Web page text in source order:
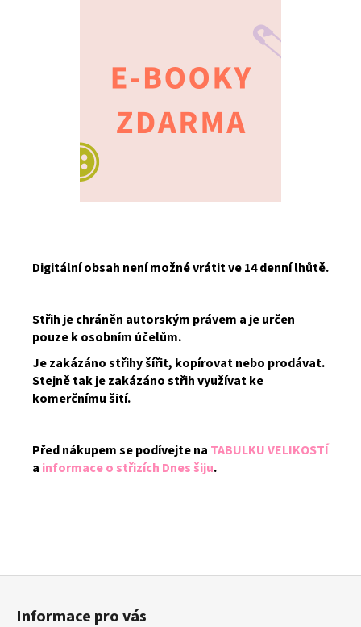
Digitální obsah není možné vrátit ve 14 denní lhůtě.
Střih je chráněn autorským právem a je určen
pouze k osobním účelům.
Je zakázáno střihy šířit, kopírovat nebo prodávat.
Stejně tak je zakázáno střih využívat ke
komerčnímu šití.
Před nákupem se podívejte na TABULKU VELIKOSTÍ
a informace o střizích Dnes šiju.
Z
Informace pro vás